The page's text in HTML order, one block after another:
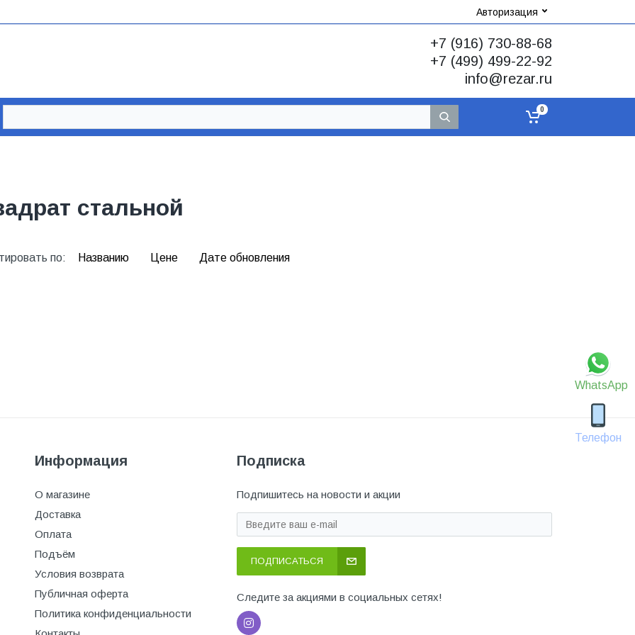
WhatsApp
Телефон
Авторизация
+7 (916) 730-88-68
+7 (499) 499-22-92
info@rezar.ru
0
стальной
по: Названию Цене Дате обновления
Информация
О магазине
Доставка
Оплата
Подъём
Условия возврата
Публичная оферта
Политика конфиденциальности
Подписка
Подпишитесь на новости и акции
ПОДПИСАТЬСЯ
Следите за акциями в социальных сетях!